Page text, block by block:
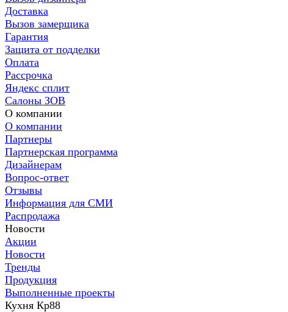
Доставка
Вызов замерщика
Гарантия
Защита от подделки
Оплата
Рассрочка
Яндекс сплит
Салоны ЗОВ
О компании
О компании
Партнеры
Партнерская программа
Дизайнерам
Вопрос-ответ
Отзывы
Информация для СМИ
Распродажа
Новости
Акции
Новости
Тренды
Продукция
Выполненные проекты
Кухня Кр88